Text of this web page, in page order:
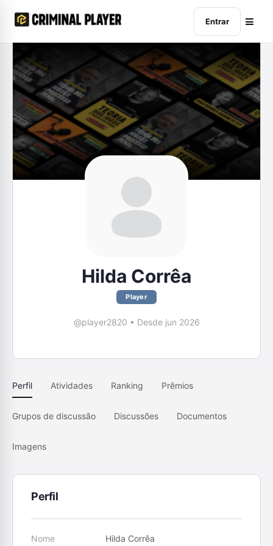
Entrar
Hilda Corrêa
Player
@player2820 • Desde jun 2026
Perfil Atividades Ranking Prêmios
Grupos de discussão Discussões Documentos
Imagens
Perfil
Nome Hilda Corrêa